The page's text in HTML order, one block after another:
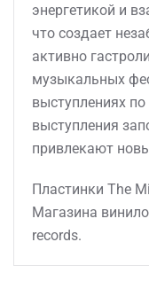
энергетикой и
что создает
активно
музыкальных
выступлениях
выступления
привлекают
Пластинки The
Магазина
records.